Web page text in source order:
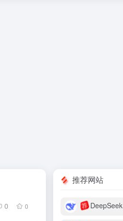
0 0
推荐网站
荐 DeepSeek